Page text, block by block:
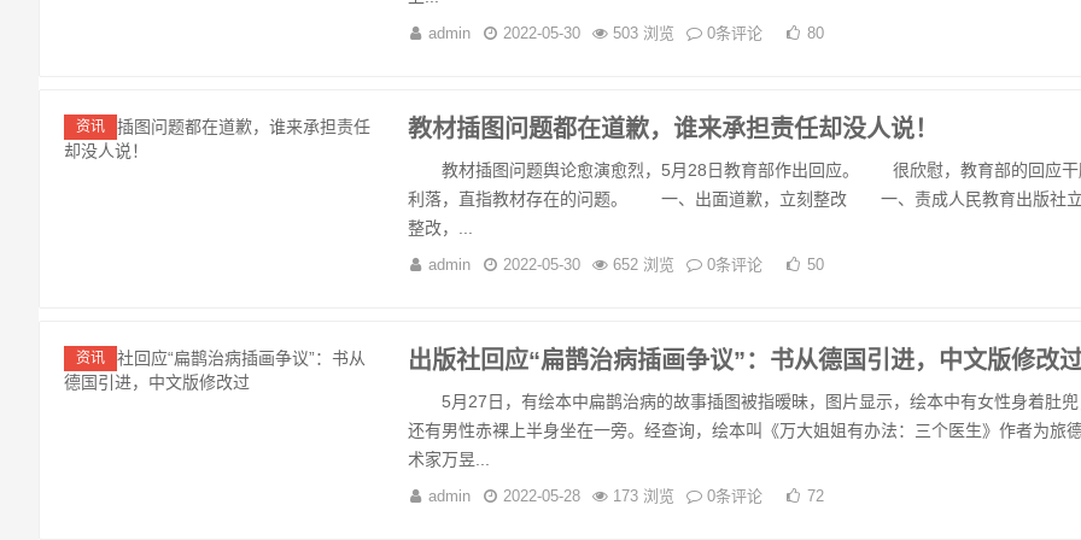
admin 2022-05-30 503 浏览 0条评论 80
资讯 教材插图问题都在道歉，谁来承担责任却没人说！
教材插图问题舆论愈演愈烈，5月28日教育部作出回应。 很欣慰，教育部的回应干
利落，直指教材存在的问题。 一、出面道歉，立刻整改 一、责成人民教育出版社
整改，...
admin 2022-05-30 652 浏览 0条评论 50
资讯 出版社回应“扁鹊治病插画争议”：书从德国引进，中文版修改
5月27日，有绘本中扁鹊治病的故事插图被指暧昧，图片显示，绘本中有女性身着肚兜
还有男性赤裸上半身坐在一旁。经查询，绘本叫《万大姐姐有办法：三个医生》作者为旅
术家万昱...
admin 2022-05-28 173 浏览 0条评论 72